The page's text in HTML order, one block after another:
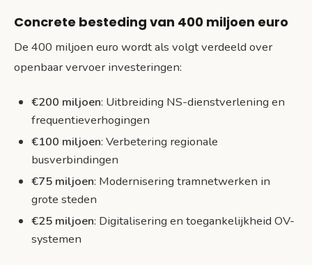
Concrete besteding van 400 miljoen euro
De 400 miljoen euro wordt als volgt verdeeld over
openbaar vervoer investeringen:
€200 miljoen: Uitbreiding NS-dienstverlening en
frequentieverhogingen
€100 miljoen: Verbetering regionale
busverbindingen
€75 miljoen: Modernisering tramnetwerken in
grote steden
€25 miljoen: Digitalisering en toegankelijkheid OV-
systemen